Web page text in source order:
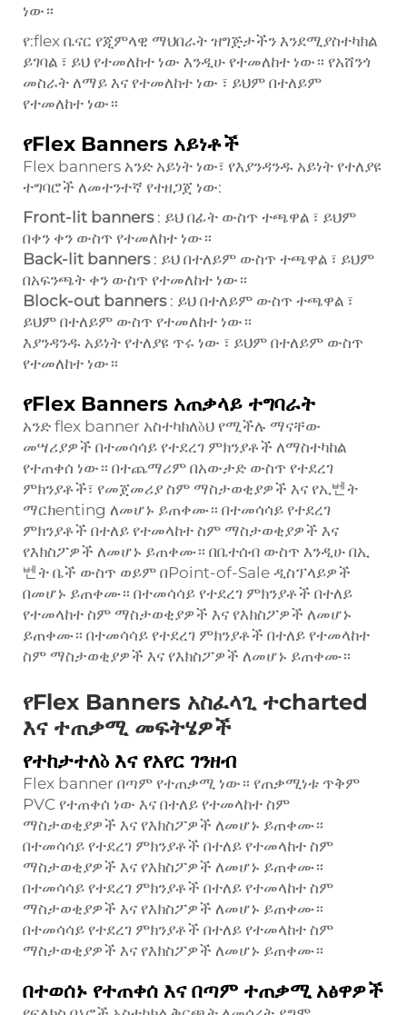
ነው።
የ:flex ቤናር የጂምላዊ ማህበራት ዝግጅታችን እንደሚያስተካክል
ይገባል ፣ ይህ የተመለከተ ነው እንዲሁ የተመለከተ ነው። የአሸንጎ
መስራት ለማይ እና የተመለከተ ነው ፣ ይህም በተለይም
የተመለከተ ነው።
የFlex Banners አይነቶች
Flex banners አንድ አይነት ነው፣ የእያንዳንዱ አይነት የተለያዩ
ተግባሮች ለመተንተኛ የተዘጋጀ ነው:
Front-lit banners : ይህ በፊት ውስጥ ተጫዋል ፣ ይህም
በቀን ቀን ውስጥ የተመለከተ ነው።
Back-lit banners : ይህ በተለይም ውስጥ ተጫዋል ፣ ይህም
በአፍንጫት ቀን ውስጥ የተመለከተ ነው።
Block-out banners : ይህ በተለይም ውስጥ ተጫዋል ፣
ይህም በተለይም ውስጥ የተመለከተ ነው።
እያንዳንዱ አይነት የተለያዩ ጥሩ ነው ፣ ይህም በተለይም ውስጥ
የተመለከተ ነው።
የFlex Banners አጠቃላይ ተግባራት
አንድ flex banner አስተካክለბህ የሚችሉ ማናቸው
መሣሪያዎች በተመሳሳይ የተደረገ ምክንያቶች ለማስተካከል
የተጠቀሰ ነው። በተጨማሪም በአውታድ ውስጥ የተደረገ
ምክንያቶች፣ የመጀመሪያ ስም ማስታወቂያዎች እና የኢ벤ት
ማርክenting ለመሆኑ ይጠቀሙ። በተመሳሳይ የተደረገ
ምክንያቶች በተለይ የተመላከተ ስም ማስታወቂያዎች እና
የእክስፖዎች ለመሆኑ ይጠቀሙ። በቤተሰብ ውስጥ እንዲሁ በኢ
벤ት ቤች ውስጥ ወይም በPoint-of-Sale ዲስፕላይዎች
በመሆኑ ይጠቀሙ። በተመሳሳይ የተደረገ ምክንያቶች በተለይ
የተመላከተ ስም ማስታወቂያዎች እና የእክስፖዎች ለመሆኑ
ይጠቀሙ። በተመሳሳይ የተደረገ ምክንያቶች በተለይ የተመላከተ
ስም ማስታወቂያዎች እና የእክስፖዎች ለመሆኑ ይጠቀሙ።
የFlex Banners አስፈላጊ ተcharted
እና ተጠቃሚ መፍትሄዎች
የተከታተለბ እና የአየር ገንዘብ
Flex banner በጣም የተጠቃሚ ነው። የጠቃሚነቱ ጥቅም
PVC የተጠቀሰ ነው እና በተለይ የተመላከተ ስም
ማስታወቂያዎች እና የእክስፖዎች ለመሆኑ ይጠቀሙ።
በተመሳሳይ የተደረገ ምክንያቶች በተለይ የተመላከተ ስም
ማስታወቂያዎች እና የእክስፖዎች ለመሆኑ ይጠቀሙ።
በተመሳሳይ የተደረገ ምክንያቶች በተለይ የተመላከተ ስም
ማስታወቂያዎች እና የእክስፖዎች ለመሆኑ ይጠቀሙ።
በተመሳሳይ የተደረገ ምክንያቶች በተለይ የተመላከተ ስም
ማስታወቂያዎች እና የእክስፖዎች ለመሆኑ ይጠቀሙ።
በተወሰኑ የተጠቀሰ እና በጣም ተጠቃሚ አፅዋዎች